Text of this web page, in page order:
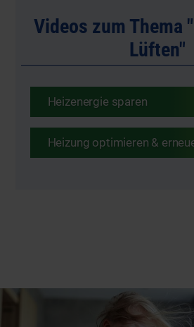
Videos zum Thema
Lüften"
Heizenergie sparen
Heizung optimieren &